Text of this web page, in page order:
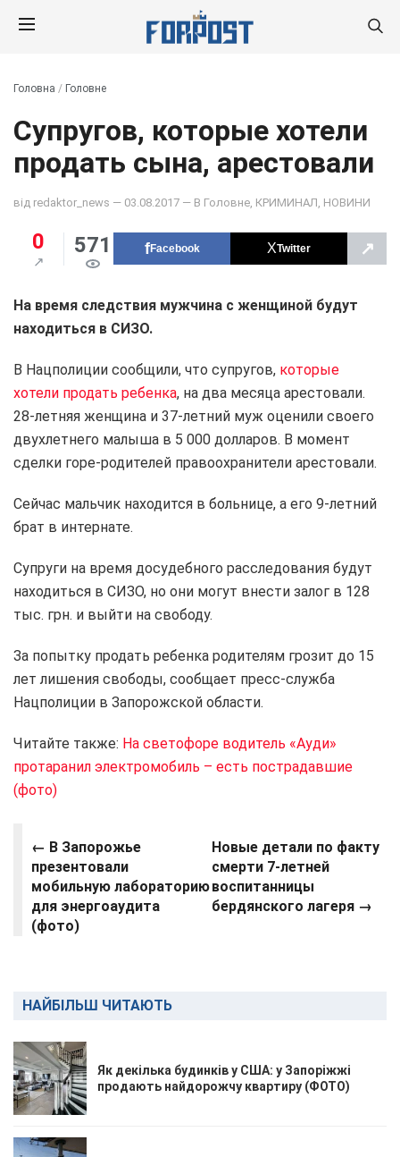
Головна / Головне
Супругов, которые хотели
продать сына, арестовали
від redaktor_news — 03.08.2017 — В Головне КРИМИНАЛ НОВИНИ
0 571 Facebook Twitter ↗
На время следствия мужчина с женщиной будут
находиться в СИЗО.
В Нацполиции сообщили, что супругов, которые
хотели продать ребенка, на два месяца арестовали.
28-летняя женщина и 37-летний муж оценили своего
двухлетнего малыша в 5 000 долларов. В момент
сделки горе-родителей правоохранители арестовали.
Сейчас мальчик находится в больнице, а его 9-летний
брат в интернате.
Супруги на время досудебного расследования будут
находиться в СИЗО, но они могут внести залог в 128
тыс. грн. и выйти на свободу.
За попытку продать ребенка родителям грозит до 15
лет лишения свободы, сообщает пресс-служба
Нацполиции в Запорожской области.
Читайте также: На светофоре водитель «Ауди»
протаранил электромобиль – есть пострадавшие
(фото)
← В Запорожье
презентовали
мобильную лабораторию
для энергоаудита
(фото)
Новые детали по факту
смерти 7-летней
воспитанницы
бердянского лагеря →
НАЙБІЛЬШ ЧИТАЮТЬ
Як декілька будинків у США: у Запоріжжі
продають найдорожчу квартиру (ФОТО)